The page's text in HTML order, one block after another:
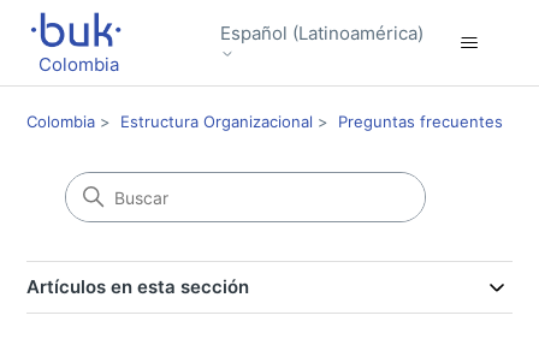
Colombia
Español (Latinoamérica)
Colombia Estructura Organizacional Preguntas frecuentes
Artículos en esta sección